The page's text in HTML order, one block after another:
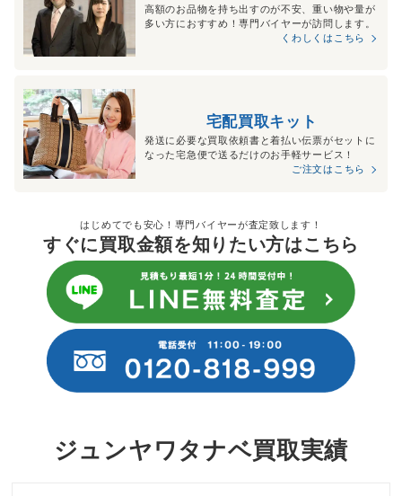
高額のお品物を持ち出すのが不安、重い物や量が
多い方におすすめ！専門バイヤーが訪問します。
くわしくはこちら
宅配買取キット
発送に必要な買取依頼書と着払い伝票がセットに
なった宅急便で送るだけのお手軽サービス！
ご注文はこちら
はじめてでも安心！専門バイヤーが査定致します！
すぐに買取金額を知りたい方はこちら
ジュンヤワタナベ買取実績